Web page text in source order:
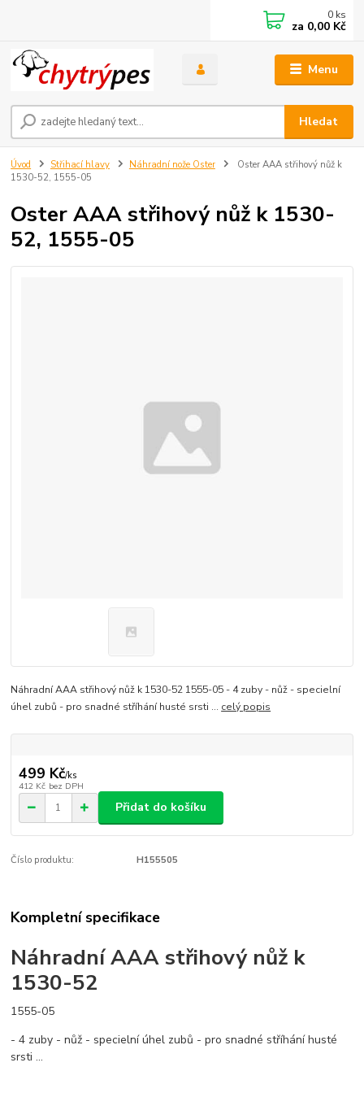
Menu
Hledat
0 ks
za 0,00 Kč
Úvod Střihací hlavy Náhradní nože Oster
Oster AAA střihový nůž k
1530-52, 1555-05
Oster AAA střihový nůž k 1530-
52, 1555-05
Náhradní AAA střihový nůž k 1530-52 1555-05 - 4 zuby - nůž - specielní
úhel zubů - pro snadné stříhání husté srsti ... celý popis
499 Kč/ks
412 Kč bez DPH
Přidat do košíku
Číslo produktu: H155505
Kompletní specifikace
Náhradní AAA střihový nůž k
1530-52
1555-05
- 4 zuby - nůž - specielní úhel zubů - pro snadné stříhání husté
srsti ...